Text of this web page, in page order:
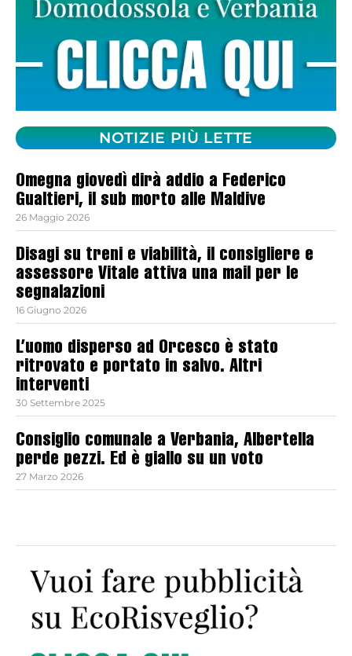
NOTIZIE PIÙ LETTE
Omegna giovedì dirà addio a Federico
Gualtieri, il sub morto alle Maldive
26 Maggio 2026
Disagi su treni e viabilità, il consigliere e
assessore Vitale attiva una mail per le
segnalazioni
16 Giugno 2026
L’uomo disperso ad Orcesco è stato
ritrovato e portato in salvo. Altri
interventi
30 Settembre 2025
Consiglio comunale a Verbania, Albertella
perde pezzi. Ed è giallo su un voto
27 Marzo 2026